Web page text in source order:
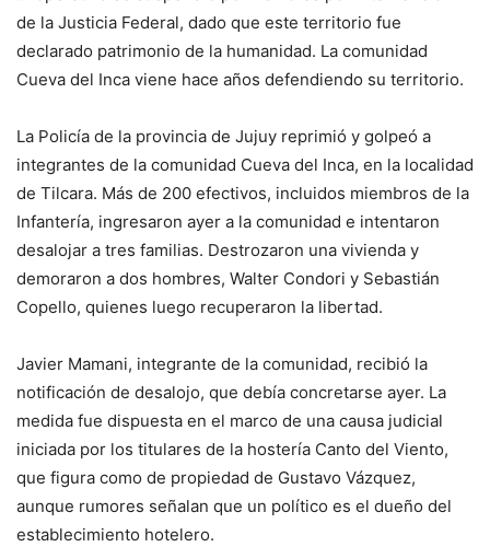
de la Justicia Federal, dado que este territorio fue
declarado patrimonio de la humanidad. La comunidad
Cueva del Inca viene hace años defendiendo su territorio.
La Policía de la provincia de Jujuy reprimió y golpeó a
integrantes de la comunidad Cueva del Inca, en la localidad
de Tilcara. Más de 200 efectivos, incluidos miembros de la
Infantería, ingresaron ayer a la comunidad e intentaron
desalojar a tres familias. Destrozaron una vivienda y
demoraron a dos hombres, Walter Condori y Sebastián
Copello, quienes luego recuperaron la libertad.
Javier Mamani, integrante de la comunidad, recibió la
notificación de desalojo, que debía concretarse ayer. La
medida fue dispuesta en el marco de una causa judicial
iniciada por los titulares de la hostería Canto del Viento,
que figura como de propiedad de Gustavo Vázquez,
aunque rumores señalan que un político es el dueño del
establecimiento hotelero.